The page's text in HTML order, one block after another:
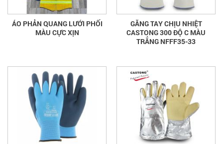
ÁO PHẢN QUANG LƯỚI PHỐI
MÀU CỰC XỊN
GĂNG TAY CHỊU NHIỆT
CASTONG 300 ĐỘ C MÀU
TRẮNG NFFF35-33